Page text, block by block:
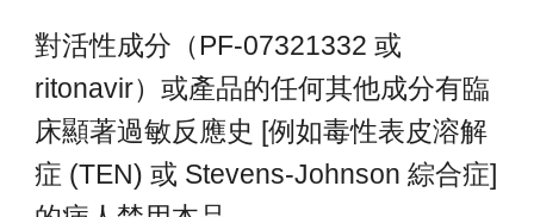
對活性成分（PF-07321332 或
ritonavir）或產品的任何其他成分有臨
床顯著過敏反應史 [例如毒性表皮溶解
症 (TEN) 或 Stevens-Johnson 綜合症]